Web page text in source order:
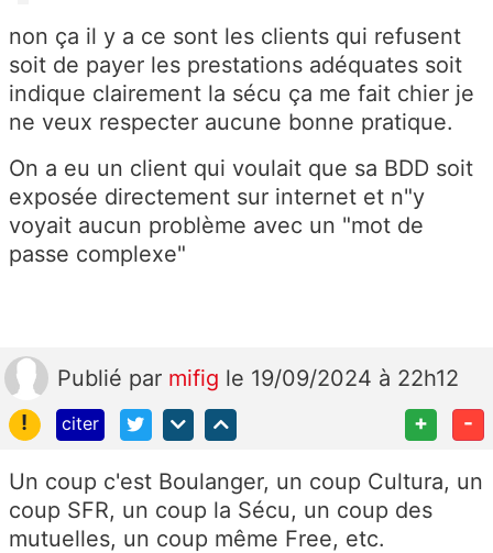
non ça il y a ce sont les clients qui refusent
soit de payer les prestations adéquates soit
indique clairement la sécu ça me fait chier je
ne veux respecter aucune bonne pratique.
On a eu un client qui voulait que sa BDD soit
exposée directement sur internet et n"y
voyait aucun problème avec un "mot de
passe complexe"
Publié par mifig le 19/09/2024 à 22h12
!
citer + -
Un coup c'est Boulanger, un coup Cultura, un
coup SFR, un coup la Sécu, un coup des
mutuelles, un coup même Free, etc.